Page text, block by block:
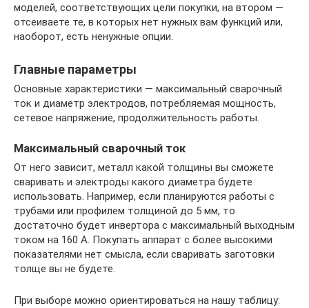
моделей, соответствующих цели покупки, на втором —
отсеиваете те, в которых нет нужных вам функций или,
наоборот, есть ненужные опции.
Главные параметры
Основные характеристики — максимальный сварочный
ток и диаметр электродов, потребляемая мощность,
сетевое напряжение, продолжительность работы.
Максимальный сварочный ток
От него зависит, металл какой толщины вы сможете
сваривать и электроды какого диаметра будете
использовать. Например, если планируются работы с
трубами или профилем толщиной до 5 мм, то
достаточно будет инвертора с максимальный выходным
током на 160 А. Покупать аппарат с более высокими
показателями нет смысла, если сваривать заготовки
толще вы не будете.
При выборе можно ориентироваться на нашу таблицу: